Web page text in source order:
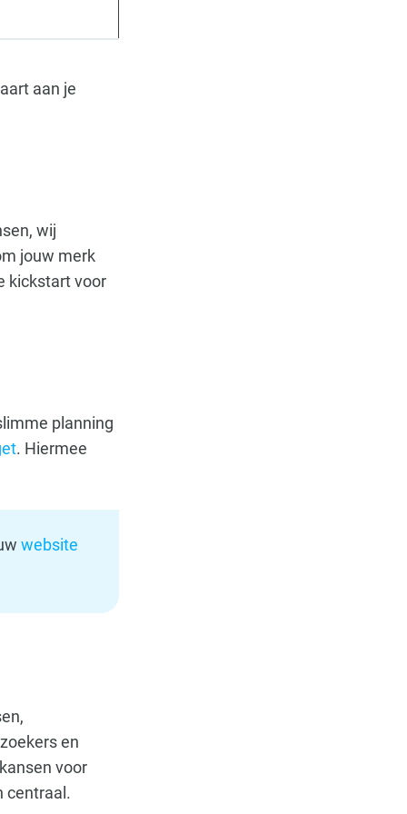
aan je
wij
jouw merk
kickstart voor
planning
. Hiermee
website
en
voor
centraal.